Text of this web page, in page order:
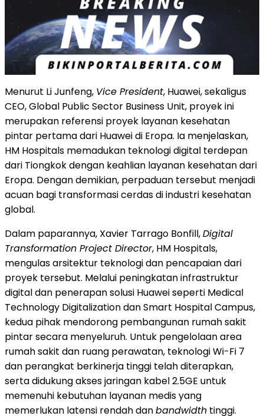
Menurut Li Junfeng, Vice President, Huawei, sekaligus
CEO, Global Public Sector Business Unit, proyek ini
merupakan referensi proyek layanan kesehatan
pintar pertama dari Huawei di Eropa. Ia menjelaskan,
HM Hospitals memadukan teknologi digital terdepan
dari Tiongkok dengan keahlian layanan kesehatan dari
Eropa. Dengan demikian, perpaduan tersebut menjadi
acuan bagi transformasi cerdas di industri kesehatan
global.
Dalam paparannya, Xavier Tarrago Bonfill,Digital
Transformation Project Director, HM Hospitals,
mengulas arsitektur teknologi dan pencapaian dari
proyek tersebut. Melalui peningkatan infrastruktur
digital dan penerapan solusi Huawei seperti Medical
Technology Digitalization dan Smart Hospital Campus,
kedua pihak mendorong pembangunan rumah sakit
pintar secara menyeluruh. Untuk pengelolaan area
rumah sakit dan ruang perawatan, teknologi Wi-Fi 7
dan perangkat berkinerja tinggi telah diterapkan,
serta didukung akses jaringan kabel 2.5GE untuk
memenuhi kebutuhan layanan medis yang
memerlukan latensi rendah danbandwidth tinggi.